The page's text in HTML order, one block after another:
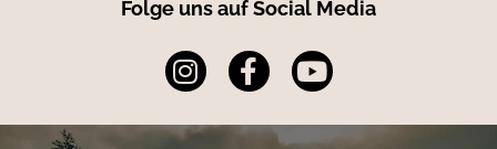
Folge uns auf Social Media